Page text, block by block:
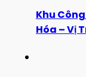
Khu
Hóa – Vị